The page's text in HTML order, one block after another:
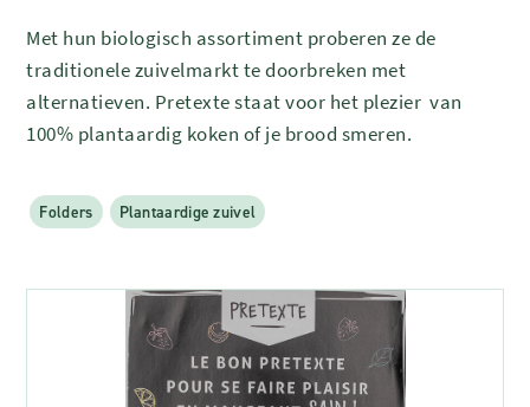
Met hun biologisch assortiment proberen ze de
traditionele zuivelmarkt te doorbreken met
alternatieven. Pretexte staat voor het plezier van
100% plantaardig koken of je brood smeren.
Folders Plantaardige zuivel